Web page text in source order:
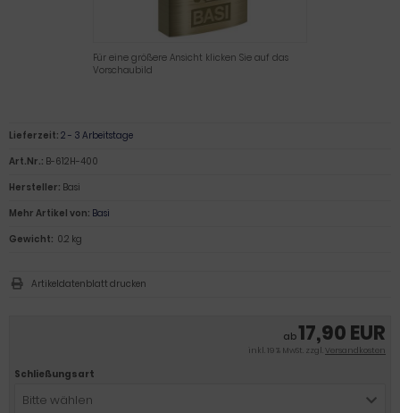
Für eine größere Ansicht klicken Sie auf das
Vorschaubild
ab17,90 EUR
inkl. 19 % MwSt. zzgl.Versandkosten
Schließungsart
Bitte wählen
Lieferzeit: 2 - 3 Arbeitstage
Art.Nr.: B-612H-400
Hersteller: Basi
Mehr Artikel von: Basi
Gewicht: 0.2 kg
Artikeldatenblatt drucken